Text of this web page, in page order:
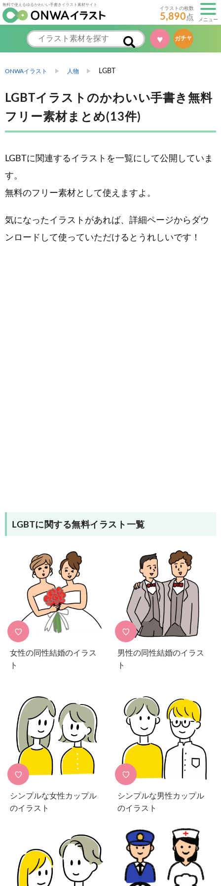
無料で使えるゆるかわいい手書きイラスト素材サイト
イラストの枚数
5,890点 メニュー
♥ ガチャ
ONWAイラスト 人物 LGBT
LGBTイラストのかわいい手書き無料
フリー素材まとめ(13件)
LGBTに関連するイラストを一覧にして公開していま
す。
無料のフリー素材として使えますよ。
気になったイラストがあれば、詳細ページからダウ
ンロードして使っていただけるとうれしいです！
LGBTに関する無料イラスト一覧
♡
女性の同性結婚のイラス
ト
♡
男性の同性結婚のイラス
ト
♡
シンプルな女性カップル
のイラスト
♡
シンプルな男性カップル
のイラスト